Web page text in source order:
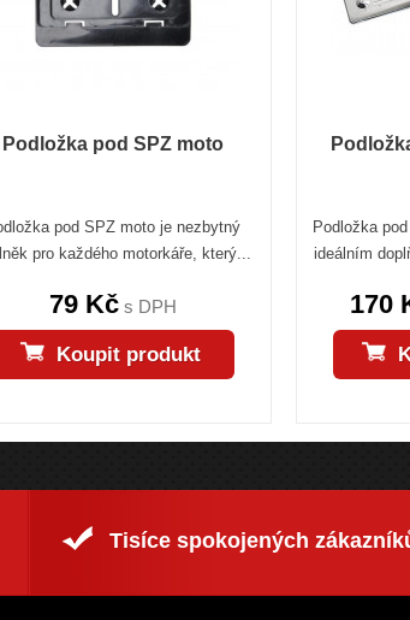
Podložka pod SPZ moto
pod SPZ moto je nezbytný
pro každého motorkáře, který...
79 Kčs DPH
Koupit produkt
Podložka
ideálním
170
Tisíce spokojených